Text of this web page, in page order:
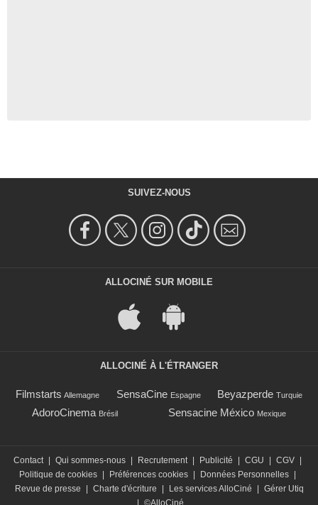
SUIVEZ-NOUS
ALLOCINÉ SUR MOBILE
ALLOCINÉ À L'ÉTRANGER
Filmstarts Allemagne SensaCine Espagne Beyazperde Turquie
AdoroCinema Brésil Sensacine México Mexique
Contact Qui sommes-nous Recrutement Publicité CGU CGV
Politique de cookies
Préférences cookies Données Personnelles
Revue de presse
Charte d'écriture Les services AlloCiné
Gérer Utiq